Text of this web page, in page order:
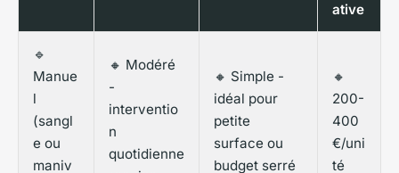
ative
🔹
Manue
l
(sangl
e ou
maniv
🔸 Modéré
-
interventio
n
quotidienne
🔸 Simple -
idéal pour
petite
surface ou
budget serré
🔸
200-
400
€/uni
té